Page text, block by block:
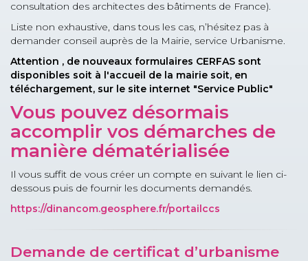
consultation des architectes des bâtiments de France).
Liste non exhaustive, dans tous les cas, n’hésitez pas à
demander conseil auprès de la Mairie, service Urbanisme.
Attention , de nouveaux formulaires CERFAS sont
disponibles soit à l'accueil de la mairie soit, en
téléchargement, sur le site internet "Service Public"
Vous pouvez désormais
accomplir vos démarches de
manière dématérialisée
Il vous suffit de vous créer un compte en suivant le lien ci-
dessous puis de fournir les documents demandés.
https://dinancom.geosphere.fr/portailccs
Demande de certificat d’urbanisme